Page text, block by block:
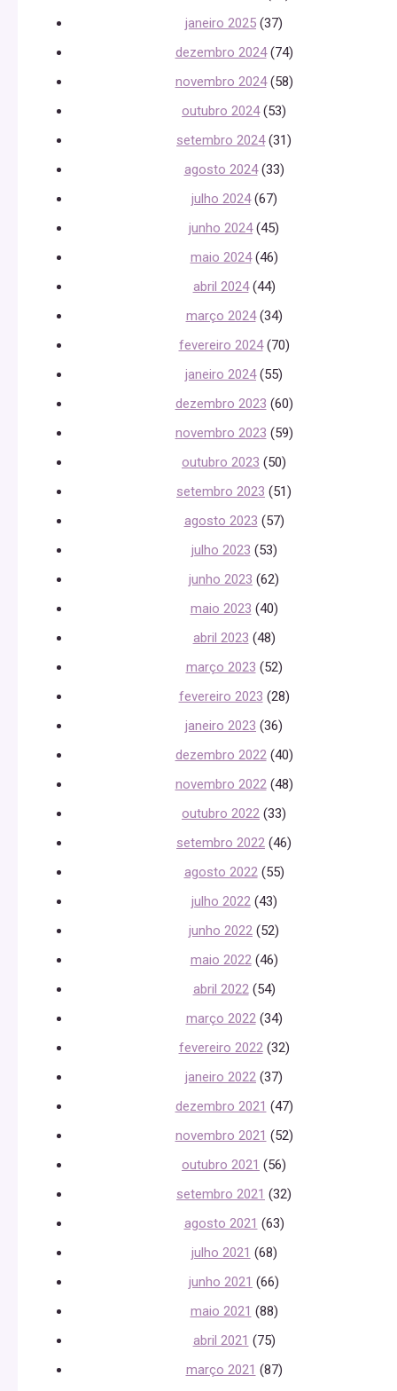
janeiro 2025 (37)
dezembro 2024(74)
novembro 2024(58)
outubro 2024(53)
setembro 2024(31)
agosto 2024(33)
julho 2024(67)
junho 2024(45)
maio 2024(46)
abril 2024(44)
março 2024(34)
fevereiro 2024(70)
janeiro 2024(55)
dezembro 2023 (60)
novembro 2023 (59)
outubro 2023 (50)
setembro 2023 (51)
agosto 2023 (57)
julho 2023 (53)
junho 2023 (62)
maio 2023 (40)
abril 2023 (48)
março 2023 (52)
fevereiro 2023 (28)
janeiro 2023 (36)
dezembro 2022(40)
novembro 2022(48)
outubro 2022 (33)
setembro 2022 (46)
agosto 2022(55)
julho 2022(43)
junho 2022 (52)
maio 2022(46)
abril 2022(54)
março 2022(34)
fevereiro 2022(32)
janeiro 2022 (37)
dezembro 2021 (47)
novembro 2021 (52)
outubro 2021 (56)
setembro 2021 (32)
agosto 2021 (63)
julho 2021 (68)
junho 2021 (66)
maio 2021 (88)
abril 2021 (75)
março 2021 (87)